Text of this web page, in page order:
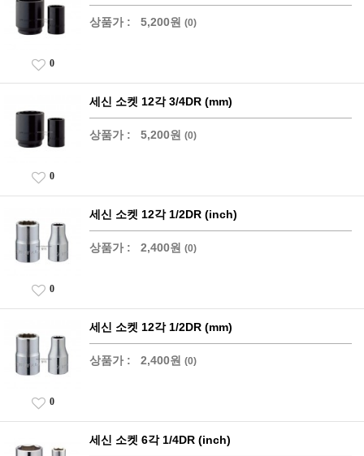
상품가 : 5,200원 (0)
0
세신 소켓 12각 3/4DR (mm)
상품가 : 5,200원 (0)
0
세신 소켓 12각 1/2DR (inch)
상품가 : 2,400원 (0)
0
세신 소켓 12각 1/2DR (mm)
상품가 : 2,400원 (0)
0
세신 소켓 6각 1/4DR (inch)